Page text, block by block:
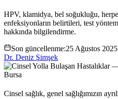
HPV, klamidya, bel soğukluğu,
enfeksiyonların belirtileri, test
hakkında bilgilendirme.
Son güncellenme:25 Ağustos 2025
Dr. Deniz Şimşek
Cinsel sağlık, genel sağlığımızın